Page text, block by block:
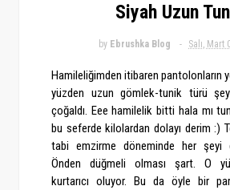
Siyah Uzun
by Ebrushka Blog Salı, Mart
Hamileliğimden itibaren pantolonların
yüzden uzun gömlek-tunik türü
çoğaldı. Eee hamilelik bitti hala mı
bu seferde kilolardan dolayı derim :)
tabi emzirme döneminde her şeyi
Önden düğmeli olması şart. O
kurtarıcı oluyor. Bu da öyle bir